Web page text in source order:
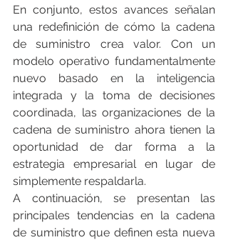
En conjunto, estos avances señalan
una redefinición de cómo la cadena
de suministro crea valor. Con un
modelo operativo fundamentalmente
nuevo basado en la inteligencia
integrada y la toma de decisiones
coordinada, las organizaciones de la
cadena de suministro ahora tienen la
oportunidad de dar forma a la
estrategia empresarial en lugar de
simplemente respaldarla.
A continuación, se presentan las
principales tendencias en la cadena
de suministro que definen esta nueva